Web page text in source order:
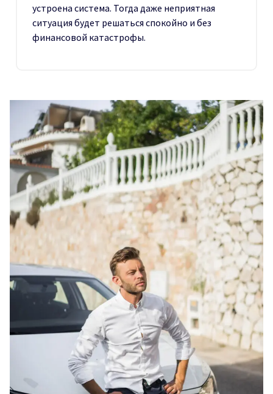
устроена система. Тогда даже неприятная
ситуация будет решаться спокойно и без
финансовой катастрофы.